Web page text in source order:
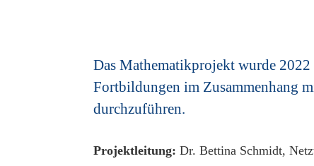
Das Mathematikprojekt wurde
Fortbildungen im Zusammenhang
durchzuführen.
Projektleitung: Dr. Bettina Schmidt,